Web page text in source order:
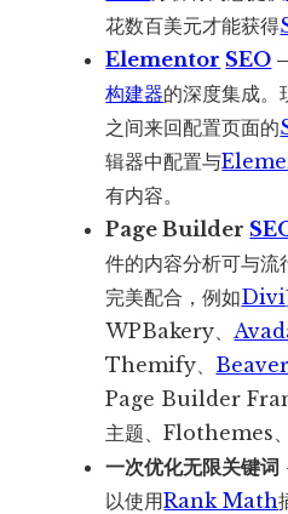
花数百美元才能获得
Elementor SEO
构建器的深度集成。
之间来回配置页面的
辑器中配置与
有内容。
Page Builder
件的内容分析可与流
完美配合，例如Divi
WPBakery、
Themify、
Page Builder
主题、Flothemes、
一次优化无限关键词
以使用Rank Math